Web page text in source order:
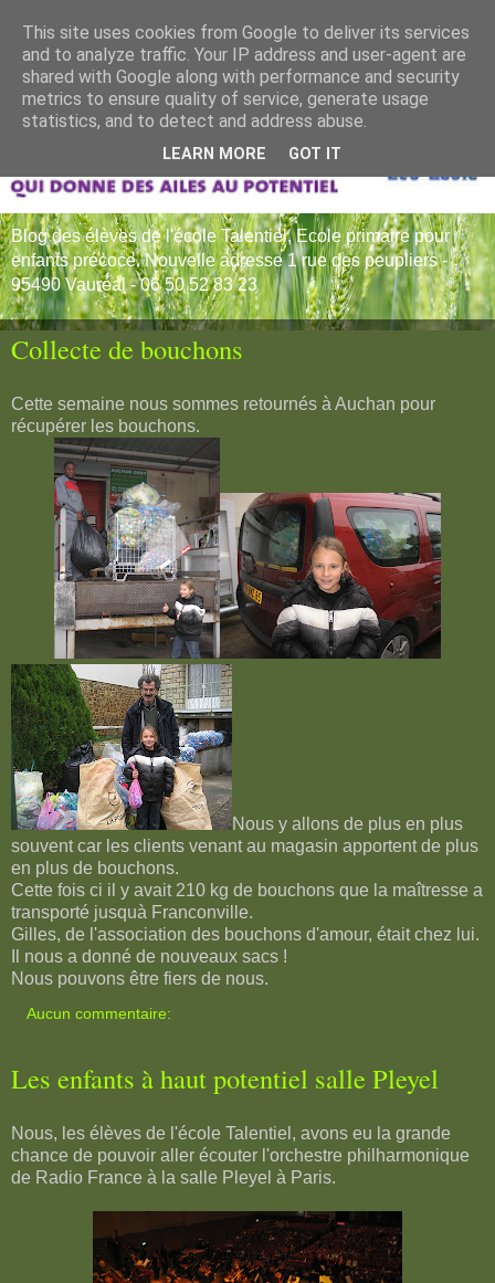
Blog des élèves de l'école Talentiel, Ecole primaire pour
enfants précoce. Nouvelle adresse 1 rue des peupliers -
95490 Vauréal - 06 50 52 83 23
Collecte de bouchons
Cette semaine nous sommes retournés à Auchan pour
récupérer les bouchons.
Nous y allons de plus en plus
souvent car les clients venant au magasin apportent de plus
en plus de bouchons.
Cette fois ci il y avait 210 kg de bouchons que la maîtresse a
transporté jusquà Franconville.
Gilles, de l'association des bouchons d'amour, était chez lui.
Il nous a donné de nouveaux sacs !
Nous pouvons être fiers de nous.
Aucun commentaire:
Les enfants à haut potentiel salle Pleyel
Nous, les élèves de l'école Talentiel, avons eu la grande
chance de pouvoir aller écouter l'orchestre philharmonique
de Radio France à la salle Pleyel à Paris.
This site uses cookies from Google to deliver its services
and to analyze traffic. Your IP address and user-agent are
shared with Google along with performance and security
metrics to ensure quality of service, generate usage
statistics, and to detect and address abuse.
LEARN MORE GOT IT